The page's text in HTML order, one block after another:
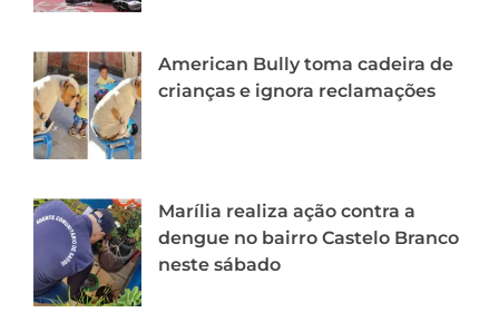
American Bully toma cadeira de
crianças e ignora reclamações
Marília realiza ação contra a
dengue no bairro Castelo Branco
neste sábado